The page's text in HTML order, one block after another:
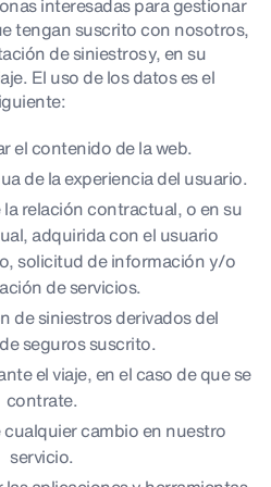
interesadas para gestionar
tengan suscrito con nosotros,
de siniestros y, en su
El uso de los datos es el
el contenido de la web.
de la experiencia del usuario.
relación contractual, o en su
adquirida con el usuario
solicitud de información y/o
de servicios.
de siniestros derivados del
seguros suscrito.
el viaje, en el caso de que se
contrate.
cualquier cambio en nuestro
servicio.